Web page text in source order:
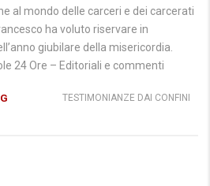
al mondo delle carceri e dei carcerati
ha voluto riservare in
giubilare della misericordia.
24 Ore – Editoriali e commenti
TESTIMONIANZE DAI CONFINI